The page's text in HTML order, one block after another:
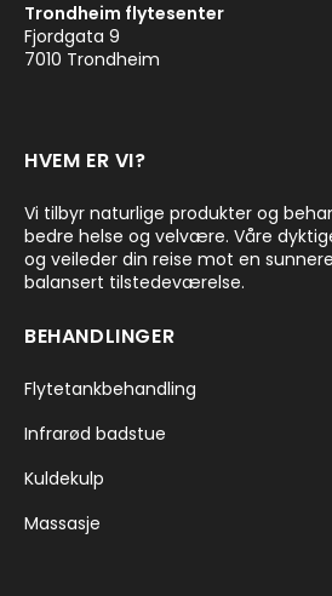
Trondheim flytesenter
Fjordgata 9
7010 Trondheim
HVEM ER VI?
Vi tilbyr naturlige produkter og
bedre helse og velvære. Våre
og veileder din reise mot en
balansert tilstedeværelse.
BEHANDLINGER
Flytetankbehandling
Infrarød badstue
Kuldekulp
Massasje